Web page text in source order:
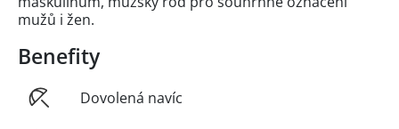
mužů i žen.
Benefity
Dovolená navíc